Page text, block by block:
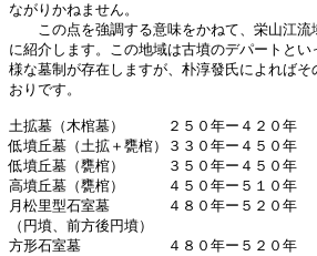
ながりかねません。
この点を強調する意味をかねて、栄山江流
に紹介します。この地域は古墳のデパートと
様な墓制が存在しますが、朴淳發氏によれば
おりです。
土拡墓（木棺墓）　　　２５０年ー４２０年
低墳丘墓（土拡＋甕棺）３３０年ー４５０年
低墳丘墓（甕棺）　　　３５０年ー４５０年
高墳丘墓（甕棺）　　　４５０年ー５１０年
月松里型石室墓　　　　４８０年ー５２０年
（円墳、前方後円墳）
方形石室墓　　　　　　４８０年ー５２０年